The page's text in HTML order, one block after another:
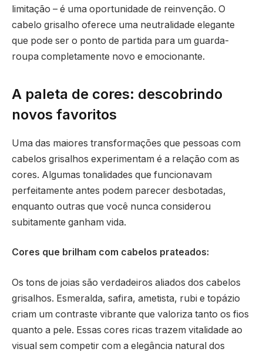
limitação – é uma oportunidade de reinvenção. O
cabelo grisalho oferece uma neutralidade elegante
que pode ser o ponto de partida para um guarda-
roupa completamente novo e emocionante.
A paleta de cores: descobrindo
novos favoritos
Uma das maiores transformações que pessoas com
cabelos grisalhos experimentam é a relação com as
cores. Algumas tonalidades que funcionavam
perfeitamente antes podem parecer desbotadas,
enquanto outras que você nunca considerou
subitamente ganham vida.
Cores que brilham com cabelos prateados:
Os tons de joias são verdadeiros aliados dos cabelos
grisalhos. Esmeralda, safira, ametista, rubi e topázio
criam um contraste vibrante que valoriza tanto os fios
quanto a pele. Essas cores ricas trazem vitalidade ao
visual sem competir com a elegância natural dos